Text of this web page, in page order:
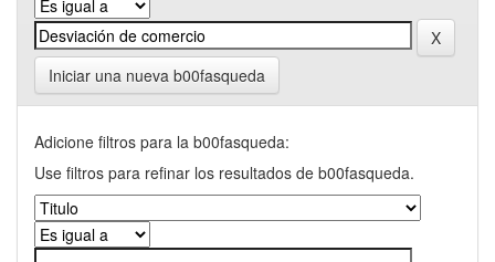
Iniciar una nueva b00fasqueda
Adicione filtros para la b00fasqueda:
Use filtros para refinar los resultados de b00fasqueda.